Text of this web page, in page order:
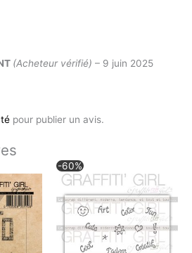
(Acheteur vérifié) – 9 juin 2025
pour publier un avis.
:
€.
-60%
prix
initial
était :
4,95 €.
prix
actuel
est :
1,98 €.